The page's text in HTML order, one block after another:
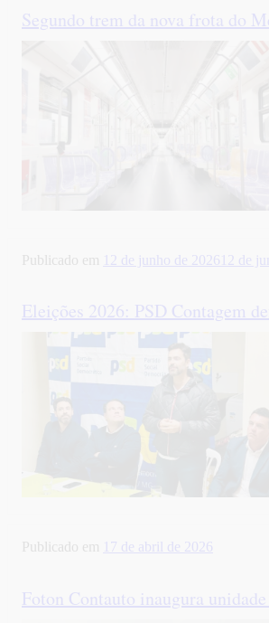
Segundo trem da nova frota do
Publicado em 12 de junho de 2026 12 de
Eleições 2026: PSD Contagem
Publicado em 17 de abril de 2026
Foton Contauto inaugura